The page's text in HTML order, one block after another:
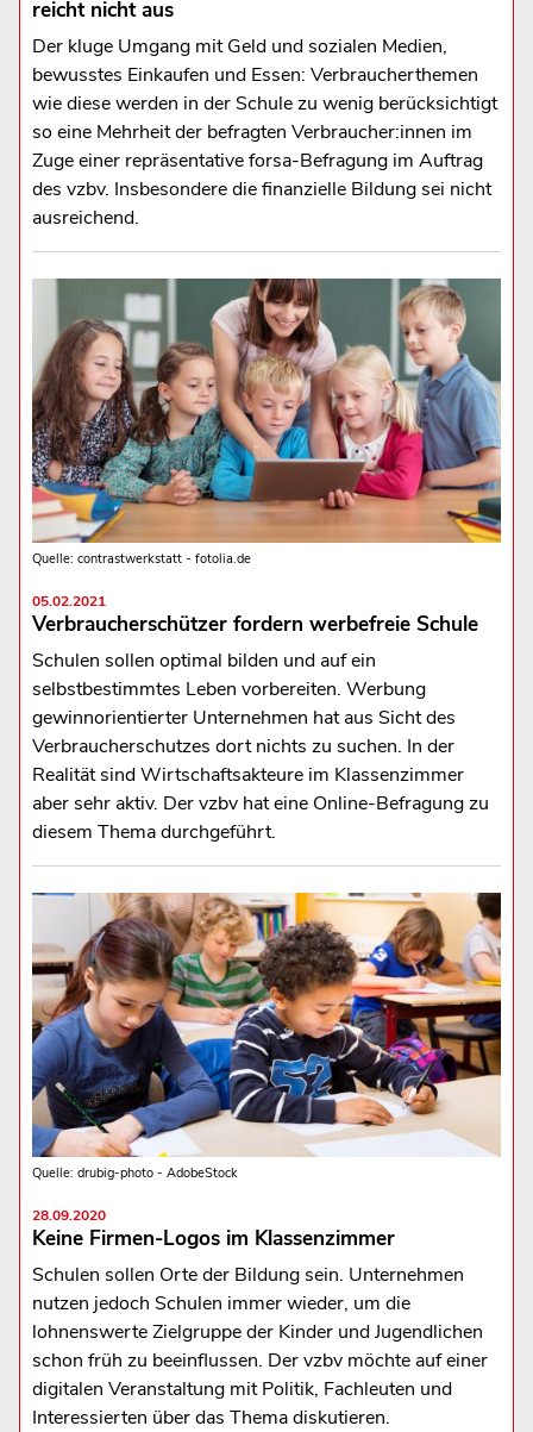
reicht nicht aus
Der kluge Umgang mit Geld und sozialen Medien,
bewusstes Einkaufen und Essen: Verbraucherthemen
wie diese werden in der Schule zu wenig berücksichtigt
so eine Mehrheit der befragten Verbraucher:innen im
Zuge einer repräsentative forsa-Befragung im Auftrag
des vzbv. Insbesondere die finanzielle Bildung sei nicht
ausreichend.
Quelle: contrastwerkstatt - fotolia.de
05.02.2021
Verbraucherschützer fordern werbefreie Schule
Schulen sollen optimal bilden und auf ein
selbstbestimmtes Leben vorbereiten. Werbung
gewinnorientierter Unternehmen hat aus Sicht des
Verbraucherschutzes dort nichts zu suchen. In der
Realität sind Wirtschaftsakteure im Klassenzimmer
aber sehr aktiv. Der vzbv hat eine Online-Befragung zu
diesem Thema durchgeführt.
Quelle: drubig-photo - AdobeStock
28.09.2020
Keine Firmen-Logos im Klassenzimmer
Schulen sollen Orte der Bildung sein. Unternehmen
nutzen jedoch Schulen immer wieder, um die
lohnenswerte Zielgruppe der Kinder und Jugendlichen
schon früh zu beeinflussen. Der vzbv möchte auf einer
digitalen Veranstaltung mit Politik, Fachleuten und
Interessierten über das Thema diskutieren.